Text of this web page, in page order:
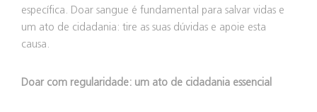
específica. Doar sangue é fundamental para salvar vidas e
um ato de cidadania: tire as suas dúvidas e apoie esta
causa.
Doar com regularidade: um ato de cidadania essencial